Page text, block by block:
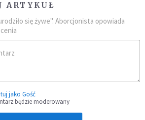
ARTYKUŁ
się żywe". Aborcjonista opowiada
jako Gość
będzie moderowany